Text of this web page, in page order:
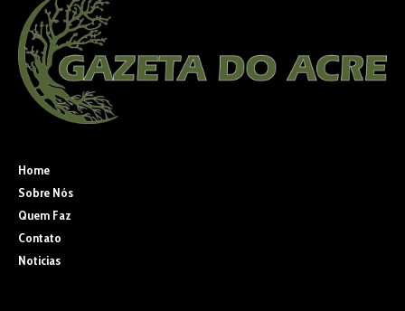
Home
Sobre Nós
Quem Faz
Contato
Noticias